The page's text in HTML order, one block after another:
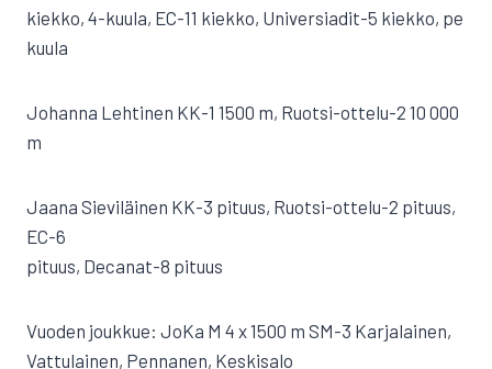
kiekko, 4-kuula, EC-11 kiekko, Universiadit-5 kiekko, pe
kuula
Johanna Lehtinen KK-1 1500 m, Ruotsi-ottelu-2 10 000
m
Jaana Sieviläinen KK-3 pituus, Ruotsi-ottelu-2 pituus,
EC-6
pituus, Decanat-8 pituus
Vuoden joukkue: JoKa M 4 x 1500 m SM-3 Karjalainen,
Vattulainen, Pennanen, Keskisalo